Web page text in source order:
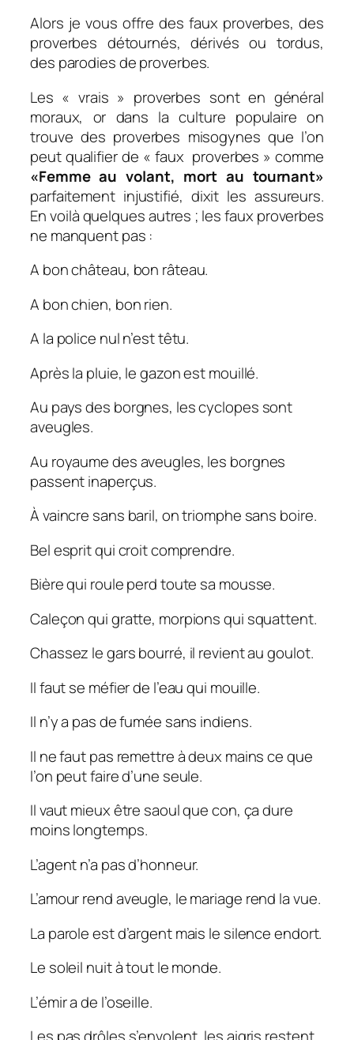
Alors je vous offre des faux proverbes, des
proverbes détournés, dérivés ou tordus,
des parodies de proverbes.
Les « vrais » proverbes sont en général
moraux, or dans la culture populaire on
trouve des proverbes misogynes que l’on
peut qualifier de « faux proverbes » comme
«Femme au volant, mort au tournant»
parfaitement injustifié, dixit les assureurs.
En voilà quelques autres ; les faux proverbes
ne manquent pas :
A bon château, bon râteau.
A bon chien, bon rien.
A la police nul n’est têtu.
Après la pluie, le gazon est mouillé.
Au pays des borgnes, les cyclopes sont
aveugles.
Au royaume des aveugles, les borgnes
passent inaperçus.
À vaincre sans baril, on triomphe sans boire.
Bel esprit qui croit comprendre.
Bière qui roule perd toute sa mousse.
Caleçon qui gratte, morpions qui squattent.
Chassez le gars bourré, il revient au goulot.
Il faut se méfier de l’eau qui mouille.
Il n’y a pas de fumée sans indiens.
Il ne faut pas remettre à deux mains ce que
l’on peut faire d’une seule.
Il vaut mieux être saoul que con, ça dure
moins longtemps.
L’agent n’a pas d’honneur.
L’amour rend aveugle, le mariage rend la vue.
La parole est d’argent mais le silence endort.
Le soleil nuit à tout le monde.
L’émir a de l’oseille.